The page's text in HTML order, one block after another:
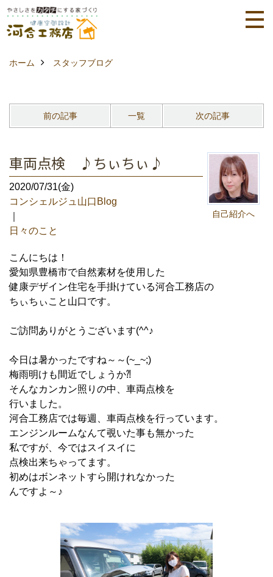
ホーム スタッフブログ
前の記事 一覧 次の記事
自己紹介へ
車両点検 ♪ちぃちぃ♪
2020/07/31(金)
コンシェルジュ山口Blog
日々のこと
こんにちは！
愛知県豊橋市で自然素材を使用した
健康デザイン住宅を手掛けている河合工務店の
ちぃちぃこと山口です。
ご訪問ありがとうございます(^^♪
今日は暑かったですね～～(~_~;)
梅雨明けも間近でしょうか⁈
そんなカンカン照りの中、車両点検を
行いました。
河合工務店では毎週、車両点検を行っています。
エンジンルームなんて覗いた事も無かった
私ですが、今ではスイスイに
点検出来ちゃってます。
初めはボンネットすら開けれなかった
んですよ～♪